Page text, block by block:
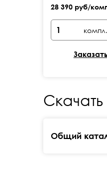
28 390 руб/
компл.
Скачать
Общий